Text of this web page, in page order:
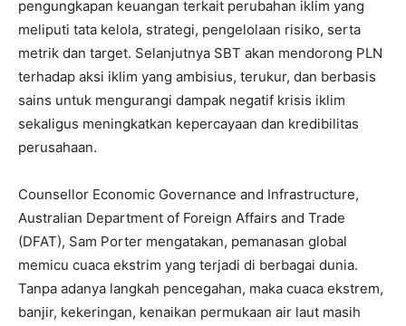
pengungkapan keuangan terkait perubahan iklim yang
meliputi tata kelola, strategi, pengelolaan risiko, serta
metrik dan target. Selanjutnya SBT akan mendorong PLN
terhadap aksi iklim yang ambisius, terukur, dan berbasis
sains untuk mengurangi dampak negatif krisis iklim
sekaligus meningkatkan kepercayaan dan kredibilitas
perusahaan.
Counsellor Economic Governance and Infrastructure,
Australian Department of Foreign Affairs and Trade
(DFAT), Sam Porter mengatakan, pemanasan global
memicu cuaca ekstrim yang terjadi di berbagai dunia.
Tanpa adanya langkah pencegahan, maka cuaca ekstrem,
banjir, kekeringan, kenaikan permukaan air laut masih